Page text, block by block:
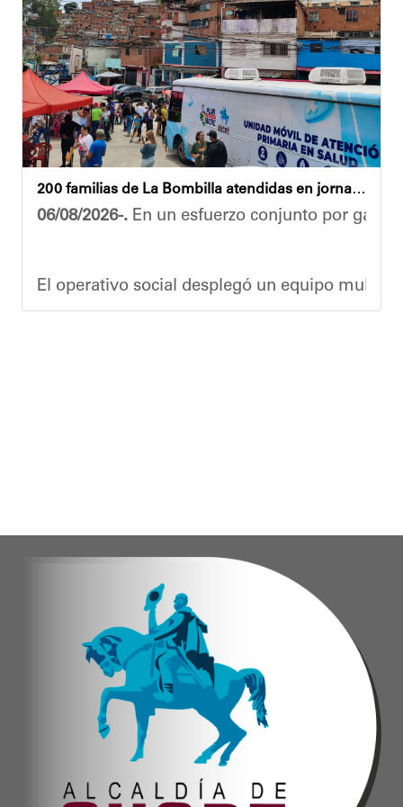
Las cuadrillas de trabajo permanecen
Yois Coellar
200 familias de La Bombilla atendidas en jornada integral
06/08/2026-. En un esfuerzo conjunto por
El operativo social desplegó un equipo